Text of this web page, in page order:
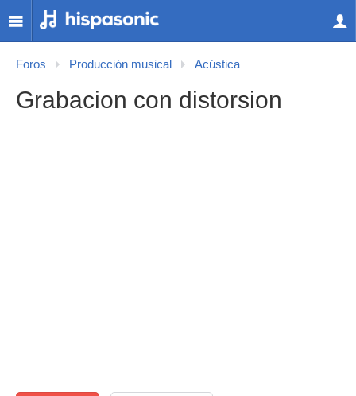
Foros Producción musical Acústica
Grabacion con distorsion